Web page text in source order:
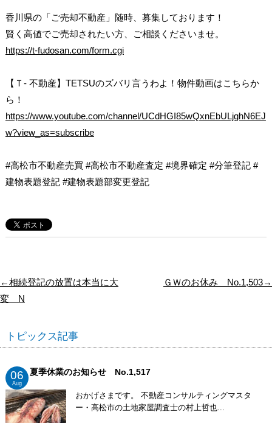
香川県の「ご売却不動産」随時、募集しております！
賢く高値でご売却されたい方、ご相談くださいませ。
https://t-fudosan.com/form.cgi
【Ｔ- 不動産】TETSUのズバリ言うわよ！物件動画はこちらか
ら！
https://www.youtube.com/channel/UCdHGI85wQxnEbULjghN6EJ
w?view_as=subscribe
#高松市不動産売買 #高松市不動産査定 #境界確定 #分筆登記 #
建物表題登記 #建物表題部変更登記
←相続登記の放置は本当に大
変 N
ＧＷのお休み No.1,503→
トピックス記事
06
Aug
夏季休業のお知らせ No.1,517
おかげさまです。 不動産コンサルティングマスタ
ー・高松市の土地家屋調査士の村上哲也...